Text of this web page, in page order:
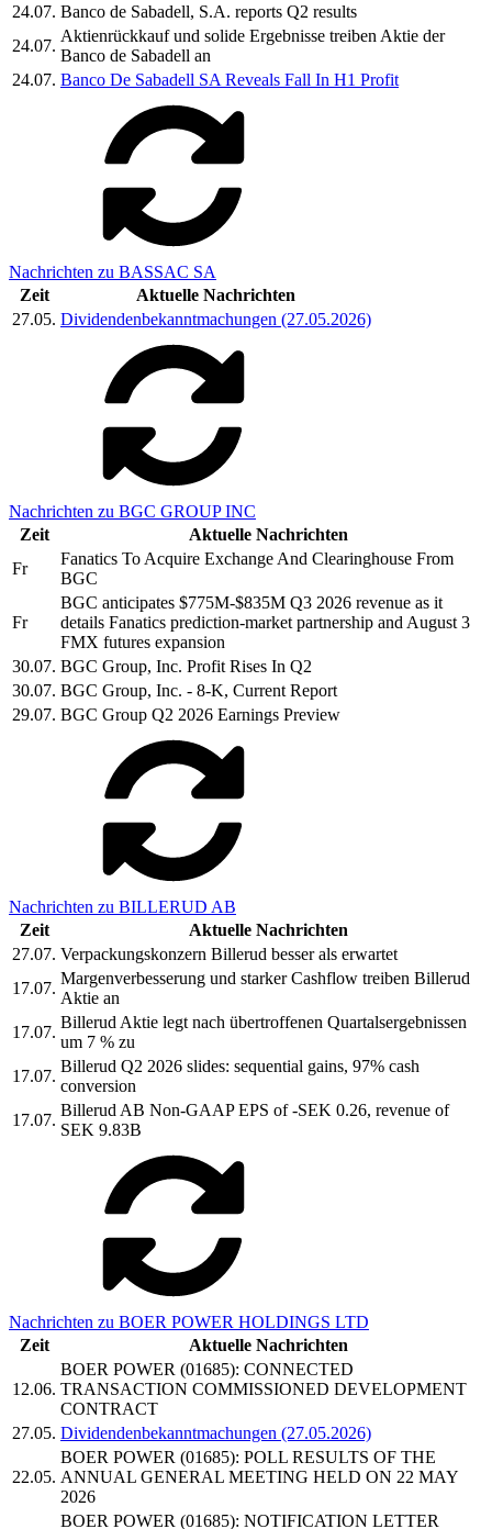
24.07. Banco de Sabadell, S.A. reports Q2 results
24.07.
Aktienrückkauf und solide Ergebnisse treiben Aktie der
Banco de Sabadell an
24.07. Banco De Sabadell SA Reveals Fall In H1 Profit
Nachrichten zu BASSAC SA
Zeit
Aktuelle Nachrichten
27.05. Dividendenbekanntmachungen (27.05.2026)
Nachrichten zu BGC GROUP INC
Zeit
Aktuelle Nachrichten
Fr
Fanatics To Acquire Exchange And Clearinghouse From
BGC
Fr
BGC anticipates $775M-$835M Q3 2026 revenue as it
details Fanatics prediction-market partnership and August 3
FMX futures expansion
30.07. BGC Group, Inc. Profit Rises In Q2
30.07. BGC Group, Inc. - 8-K, Current Report
29.07. BGC Group Q2 2026 Earnings Preview
Nachrichten zu BILLERUD AB
Zeit
Aktuelle Nachrichten
27.07. Verpackungskonzern Billerud besser als erwartet
17.07.
Margenverbesserung und starker Cashflow treiben Billerud
Aktie an
17.07.
Billerud Aktie legt nach übertroffenen Quartalsergebnissen
um 7 % zu
17.07.
Billerud Q2 2026 slides: sequential gains, 97% cash
conversion
17.07.
Billerud AB Non-GAAP EPS of -SEK 0.26, revenue of
SEK 9.83B
Nachrichten zu BOER POWER HOLDINGS LTD
Zeit
Aktuelle Nachrichten
12.06.
BOER POWER (01685): CONNECTED
TRANSACTION COMMISSIONED DEVELOPMENT
CONTRACT
27.05. Dividendenbekanntmachungen (27.05.2026)
22.05.
BOER POWER (01685): POLL RESULTS OF THE
ANNUAL GENERAL MEETING HELD ON 22 MAY
2026
BOER POWER (01685): NOTIFICATION LETTER